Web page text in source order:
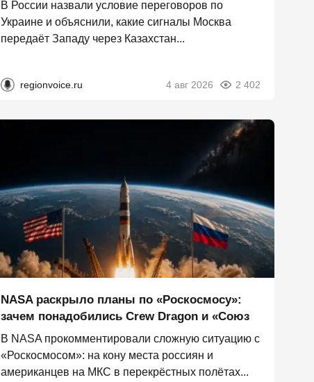
В России назвали условие переговоров по
Украине и объяснили, какие сигналы Москва
передаёт Западу через Казахстан...
regionvoice.ru 4 авг 2026 2 402
NASA раскрыло планы по «Роскосмосу»:
зачем понадобились Crew Dragon и «Союз
В NASA прокомментировали сложную ситуацию с
«Роскосмосом»: на кону места россиян и
американцев на МКС в перекрёстных полётах...